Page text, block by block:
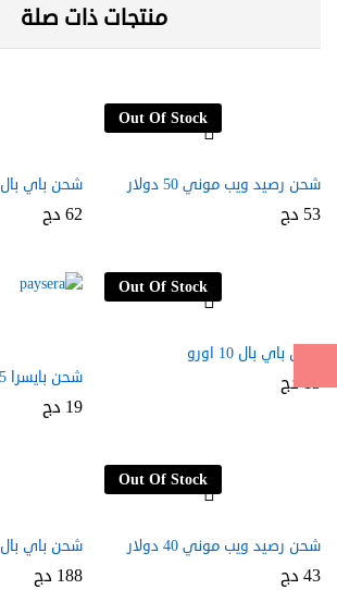
منتجات ذات صلة
شحن باي بال 50 اورو
62دج
Out Of Stock
شحن رصيد ويب موني 50 دولار
53 دج
شحن بايسرا 15 اورو
19 دج
Out Of Stock
شحن باي بال 10 اورو
13دج
شحن باي بال 150 اورو
188 دج
Out Of Stock
شحن رصيد ويب موني 40 دولار
43دج